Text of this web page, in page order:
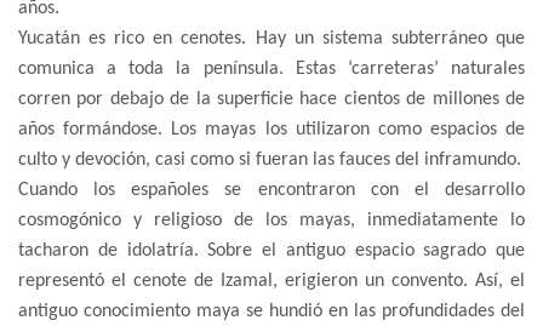
años.
Yucatán es rico en cenotes. Hay un sistema subterráneo que
comunica a toda la península. Estas ‘carreteras’ naturales
corren por debajo de la superficie hace cientos de millones de
años formándose. Los mayas los utilizaron como espacios de
culto y devoción, casi como si fueran las fauces del inframundo.
Cuando los españoles se encontraron con el desarrollo
cosmogónico y religioso de los mayas, inmediatamente lo
tacharon de idolatría. Sobre el antiguo espacio sagrado que
representó el cenote de Izamal, erigieron un convento. Así, el
antiguo conocimiento maya se hundió en las profundidades del